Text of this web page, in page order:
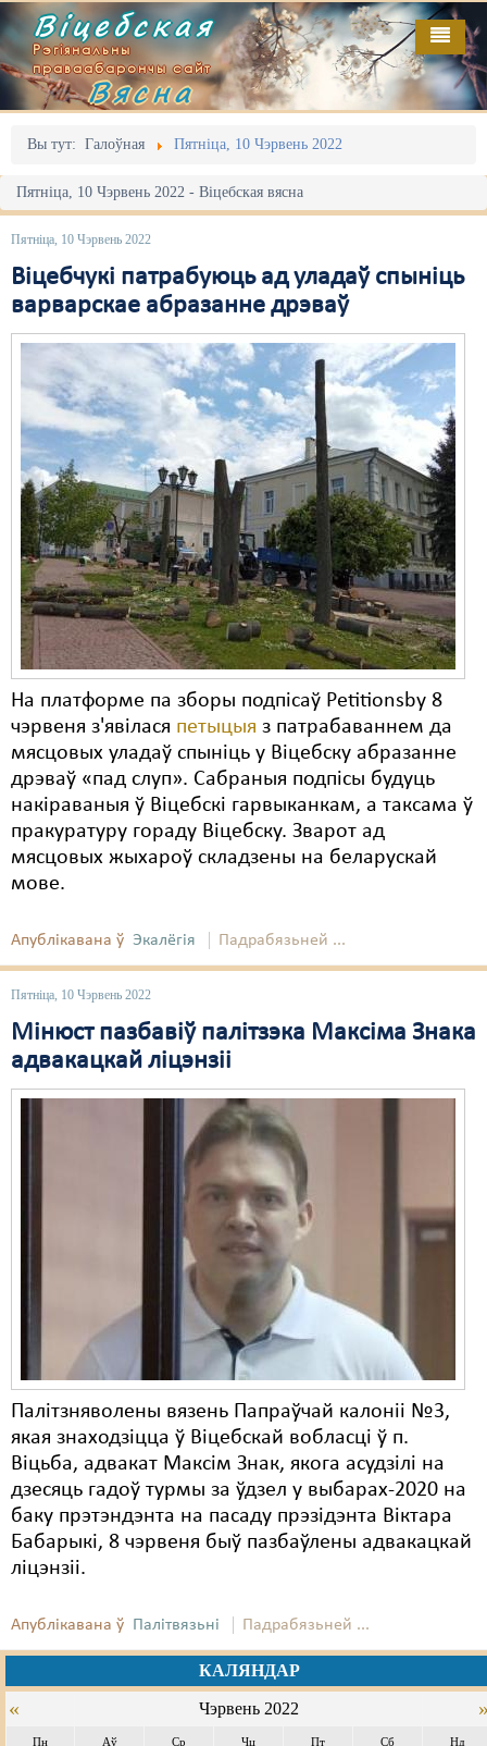
Віцебская
Рэгіянальны
праваабарончы сайт
Вясна
Вы тут: Галоўная Пятніца, 10 Чэрвень 2022
Пятніца, 10 Чэрвень 2022 - Віцебская вясна
Пятніца, 10 Чэрвень 2022
Віцебчукі патрабуюць ад уладаў спыніць
варварскае абразанне дрэваў
На платформе па зборы подпісаў Petitionsby 8
чэрвеня з'явілася петыцыя з патрабаваннем да
мясцовых уладаў спыніць у Віцебску абразанне
дрэваў «пад слуп». Сабраныя подпісы будуць
накіраваныя ў Віцебскі гарвыканкам, а таксама ў
пракуратуру гораду Віцебску. Зварот ад
мясцовых жыхароў складзены на беларускай
мове.
Апублікавана ў Экалёгія Падрабязьней ...
Пятніца, 10 Чэрвень 2022
Мінюст пазбавіў палітзэка Максіма Знака
адвакацкай ліцэнзіі
Палітзняволены вязень Папраўчай калоніі №3,
якая знаходзіцца ў Віцебскай вобласці ў п.
Віцьба, адвакат Максім Знак, якога асудзілі на
дзесяць гадоў турмы за ўдзел у выбарах-2020 на
баку прэтэндэнта на пасаду прэзідэнта Віктара
Бабарыкі, 8 чэрвеня быў пазбаўлены адвакацкай
ліцэнзіі.
Апублікавана ў Палітвязьні Падрабязьней ...
КАЛЯНДАР
« Чэрвень 2022
Пн Аў Ср Чц Пт Сб Нд
Галоўная
Адміністрацыйны перасьлед
Акцыі
Выбары
Грамадзянскія ініцыятывы
Дыскрымінацыя
Затрыманьні
Карная псыхіятрыя
КПЧ ААН
Культурныя правы
ЛПП
Мігранты
Мірныя сходы
Палітвязьні
Праваабаронцы
Правы дзіцяці
Пэнітэнцыярная сыстэма
Рознае
Свабода сумленьня
Суд
Выданьні
Відэа
Пра нас
RSS